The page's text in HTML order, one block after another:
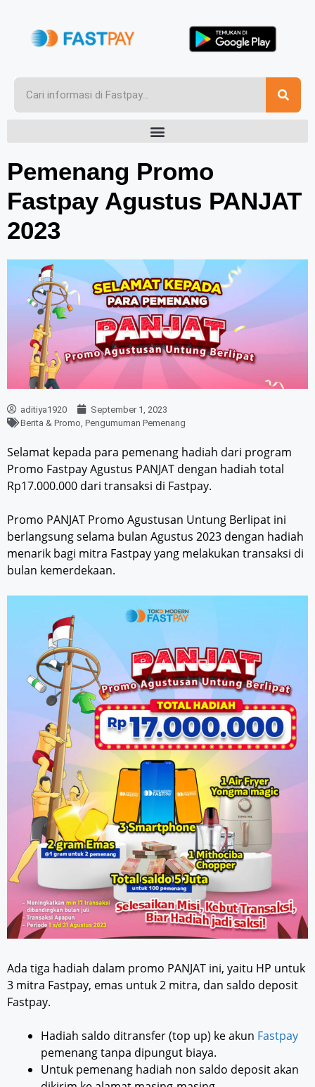
Pemenang Promo
Fastpay Agustus PANJAT
2023
aditiya1920
September 1, 2023
Berita & Promo Pengumuman Pemenang
Selamat kepada para pemenang hadiah dari program
Promo Fastpay Agustus PANJAT dengan hadiah total
Rp17.000.000 dari transaksi di Fastpay.
Promo PANJAT Promo Agustusan Untung Berlipat ini
berlangsung selama bulan Agustus 2023 dengan hadiah
menarik bagi mitra Fastpay yang melakukan transaksi di
bulan kemerdekaan.
Ada tiga hadiah dalam promo PANJAT ini, yaitu HP untuk
3 mitra Fastpay, emas untuk 2 mitra, dan saldo deposit
Fastpay.
Hadiah saldo ditransfer (top up) ke akun Fastpay
pemenang tanpa dipungut biaya.
Untuk pemenang hadiah non saldo deposit akan